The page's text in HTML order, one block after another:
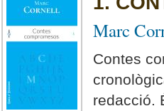
Marc
Contes
redacció.